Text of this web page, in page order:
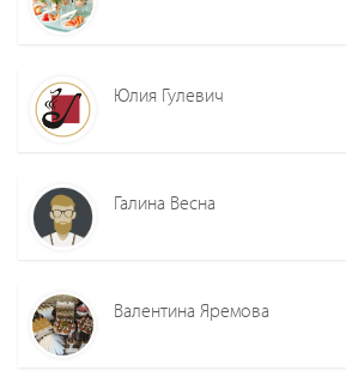
Юлия Гулевич
Галина Весна
Валентина Яремова